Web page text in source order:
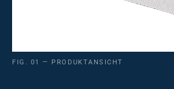
FIG. 01 — PRODUKTANSICHT